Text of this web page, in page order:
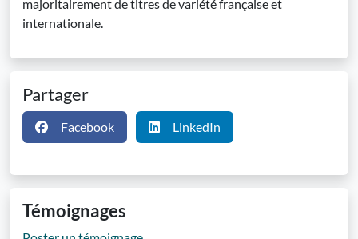
majoritairement de titres de variété française et
internationale.
Partager
Facebook LinkedIn
Témoignages